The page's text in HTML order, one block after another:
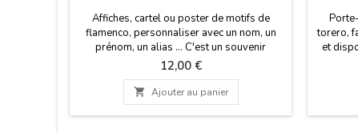
Affiches, cartel ou poster de motifs de
flamenco, personnaliser avec un nom, un
prénom, un alias ... C'est un souvenir
espagnol magnifique et typique pour tous
ceux qui veulent se sentir comme un
véritable artiste de flamenco. Espagne
Souvenirs.Il mesure 56 cm x 97 cm
Prix
12,00 €
 Ajouter au panier
torero,
et
pour
de